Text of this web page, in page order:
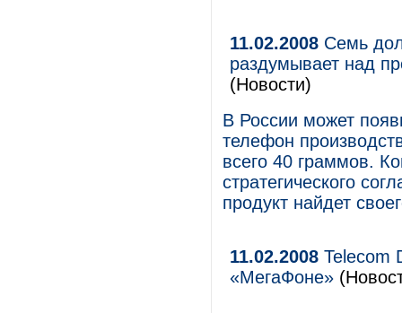
11.02.2008 Семь
раздумывает над
(Новости)
В России может
телефон
всего 40 граммов.
стратегического
продукт найдет
11.02.2008 Telecom
«МегаФоне»